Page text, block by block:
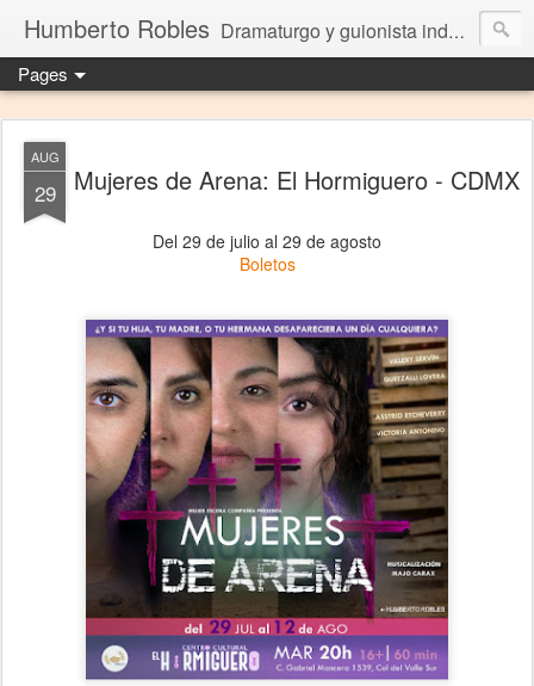
Humberto Robles Dramaturgo y guionista independiente
Pages
AUG
29 Mujeres de Arena: El Hormiguero - CDMX
Del 29 de julio al 29 de agosto
Boletos